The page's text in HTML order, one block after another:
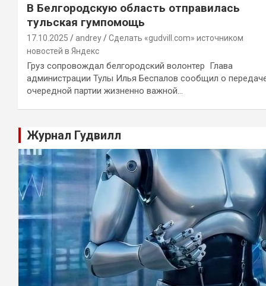
В Белгородскую область отправилась
тульская гумпомощь
17.10.2025 andrey
Сделать «gudvill.com» источником
новостей в Яндекс
Груз сопровождал белгородский волонтер Глава
администрации Тулы Илья Беспалов сообщил о
очередной партии жизненно важной…
Журнал Гудвилл